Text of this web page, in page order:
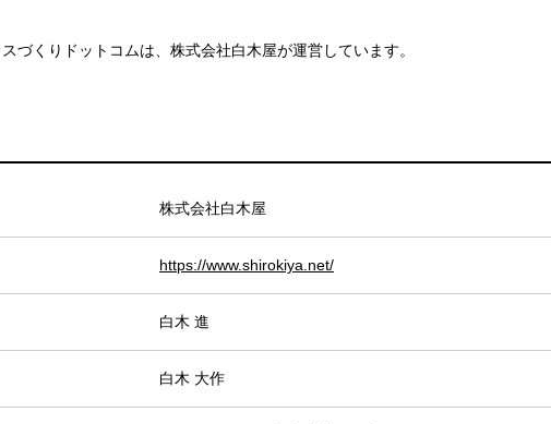
づくりドットコムは、株式会社白木屋が運営しています。
株式会社白木屋
https://www.shirokiya.net/
白木 進
白木 大作